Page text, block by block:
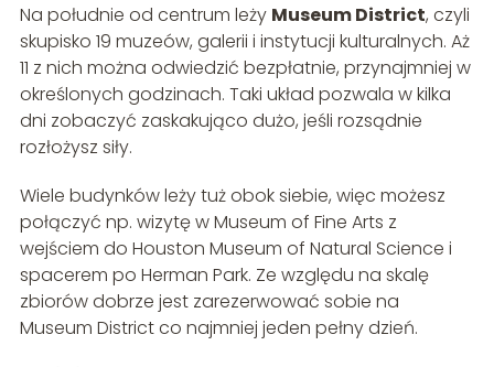
Na południe od centrum leży Museum District, czyli
skupisko 19 muzeów, galerii i instytucji kulturalnych. Aż
11 z nich można odwiedzić bezpłatnie, przynajmniej w
określonych godzinach. Taki układ pozwala w kilka
dni zobaczyć zaskakująco dużo, jeśli rozsądnie
rozłożysz siły.
Wiele budynków leży tuż obok siebie, więc możesz
połączyć np. wizytę w Museum of Fine Arts z
wejściem do Houston Museum of Natural Science i
spacerem po Herman Park. Ze względu na skalę
zbiorów dobrze jest zarezerwować sobie na
Museum District co najmniej jeden pełny dzień.